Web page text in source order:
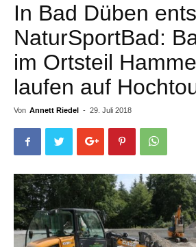
In Bad Düben
NaturSportBad:
im Ortsteil
laufen auf
Von Annett Riedel - 29. Juli 2018